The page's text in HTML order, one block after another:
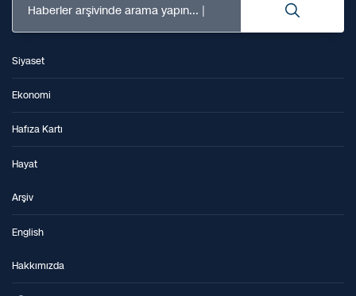
Haberler arşivinde arama yapın...
Siyaset
Ekonomi
Hafıza Kartı
Hayat
Arşiv
English
Hakkımızda